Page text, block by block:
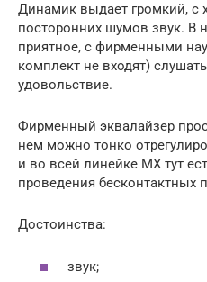
Динамик выдает громкий, с
посторонних шумов звук. В
приятное, с фирменными
комплект не входят)
удовольствие.
Фирменный эквалайзер
нем можно тонко
и во всей линейке MX тут
проведения бесконтактных
Достоинства:
звук;